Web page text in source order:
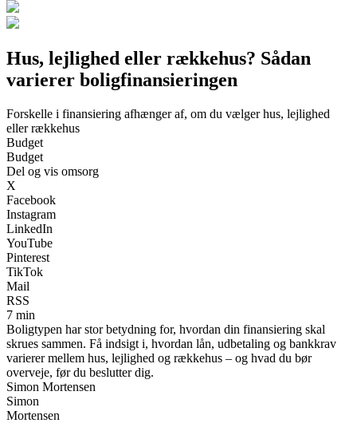
Hus, lejlighed eller rækkehus? Sådan
varierer boligfinansieringen
Forskelle i finansiering afhænger af, om du vælger hus, lejlighed
eller rækkehus
Budget
Budget
Del og vis omsorg
X
Facebook
Instagram
LinkedIn
YouTube
Pinterest
TikTok
Mail
RSS
7 min
Boligtypen har stor betydning for, hvordan din finansiering skal
skrues sammen. Få indsigt i, hvordan lån, udbetaling og bankkrav
varierer mellem hus, lejlighed og rækkehus – og hvad du bør
overveje, før du beslutter dig.
Simon Mortensen
Simon
Mortensen